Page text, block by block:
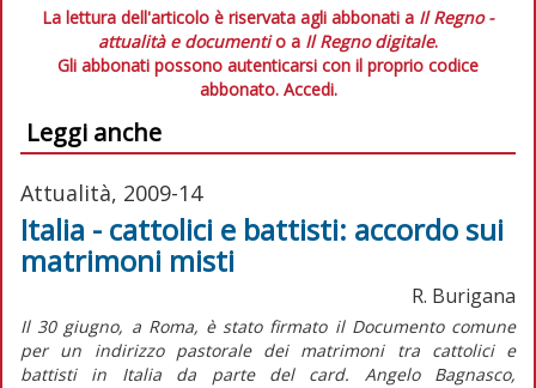
La lettura dell'articolo è riservata agli abbonati a Il Regno -
attualità e documentio a Il Regno digitale.
Gli abbonati possono autenticarsi con il proprio codice
abbonato. Accedi.
Leggi anche
Attualità, 2009-14
Italia - cattolici e battisti: accordo sui
matrimoni misti
R. Burigana
Il 30 giugno, a Roma, è stato firmato il Documento comune
per un indirizzo pastorale dei matrimoni tra cattolici e
battisti in Italia da parte del card. Angelo Bagnasco,